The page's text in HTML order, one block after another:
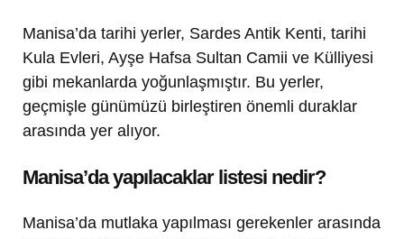
Manisa’da tarihi yerler, Sardes Antik Kenti, tarihi
Kula Evleri, Ayşe Hafsa Sultan Camii ve Külliyesi
gibi mekanlarda yoğunlaşmıştır. Bu yerler,
geçmişle günümüzü birleştiren önemli duraklar
arasında yer alıyor.
Manisa’da yapılacaklar listesi nedir?
Manisa’da mutlaka yapılması gerekenler arasında